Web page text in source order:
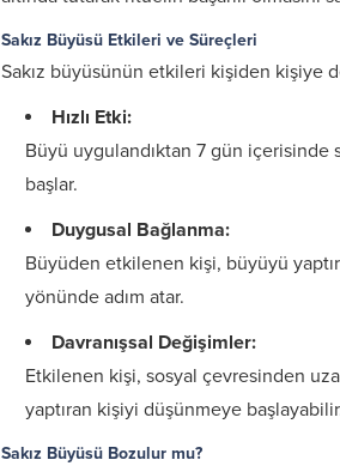
Sakız Büyüsü Etkileri ve Süreçleri
Sakız büyüsünün etkileri kişiden kişiye
Hızlı Etki:
Büyü uygulandıktan 7 gün
başlar.
Duygusal Bağlanma:
Büyüden etkilenen kişi, büyüyü
yönünde adım atar.
Davranışsal Değişimler:
Etkilenen kişi, sosyal çevresinden
yaptıran kişiyi düşünmeye
Sakız Büyüsü Bozulur mu?